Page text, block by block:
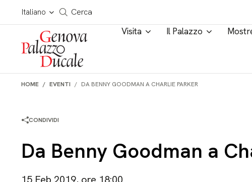
Salta al contenuto
Italiano
Cerca in tutto il sito
Cerca
Visita Il Palazzo
HOME EVENTI DA BENNY GOODMAN A CHARLIE PARKER
CONDIVIDI
Da Benny Goodman a